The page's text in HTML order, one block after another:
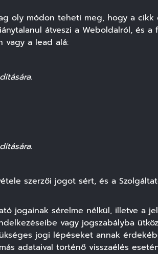
oly módon teheti meg, hogy a cikk
átveszi a Weboldalról, és a
vagy a lead alá:
szerzői jogot sért, és a
jogainak sérelme nélkül, illetve a
vagy jogszabályba
jogi lépéseket annak
adataival történő visszaélés